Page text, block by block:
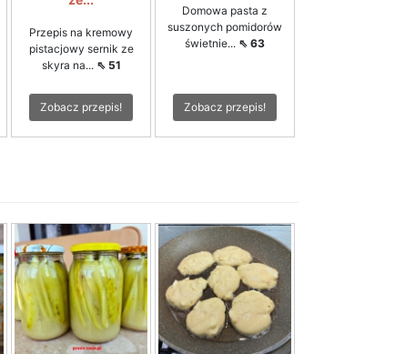
Przepis na kremowy
pistacjowy sernik ze
skyra na... ⇖ 51
Zobacz przepis!
Domowa pasta z
suszonych pomidorów
świetnie... ⇖ 63
Zobacz przepis!